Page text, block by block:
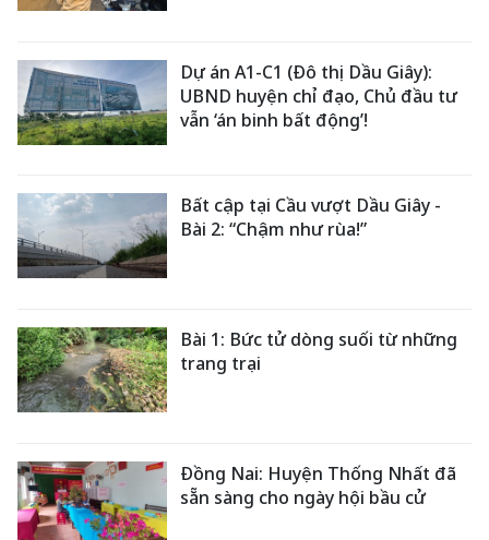
Dự án A1-C1 (Đô thị Dầu Giây):
UBND huyện chỉ đạo, Chủ đầu tư
vẫn ‘án binh bất động’!
Bất cập tại Cầu vượt Dầu Giây -
Bài 2: “Chậm như rùa!”
Bài 1: Bức tử dòng suối từ những
trang trại
Đồng Nai: Huyện Thống Nhất đã
sẵn sàng cho ngày hội bầu cử